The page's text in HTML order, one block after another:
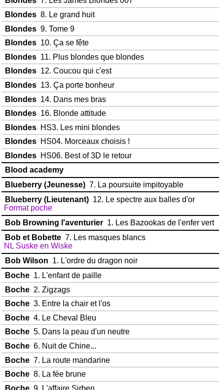
Blondes8. Le grand huit
Blondes9. Tome 9
Blondes10. Ça se fête
Blondes11. Plus blondes que blondes
Blondes12. Coucou qui c'est
Blondes13. Ça porte bonheur
Blondes14. Dans mes bras
Blondes16. Blonde attitude
BlondesHS3. Les mini blondes
BlondesHS04. Morceaux choisis !
BlondesHS06. Best of 3D le retour
Blood academy
Blueberry (Jeunesse)7. La poursuite impitoyable
Blueberry (Lieutenant)12. Le spectre aux balles d'or
Format poche
Bob Browning l'aventurier1. Les Bazookas de l'enfer vert
Bob et Bobette7. Les masques blancs
NL Suske en Wiske
Bob Wilson 1. L'ordre du dragon noir
Boche1. L'enfant de paille
Boche2. Zigzags
Boche3. Entre la chair et l'os
Boche4. Le Cheval Bleu
Boche5. Dans la peau d'un neutre
Boche6. Nuit de Chine...
Boche7. La route mandarine
Boche8. La fée brune
Boche9. L'affaire Sirben